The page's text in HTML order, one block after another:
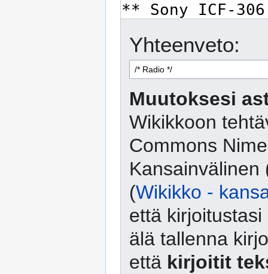
Yhteenveto:
Muutoksesi
Wikikkoon
Commons
Kansainvälinen
(Wikikko -
että
älä tallenna
että kirjoitit